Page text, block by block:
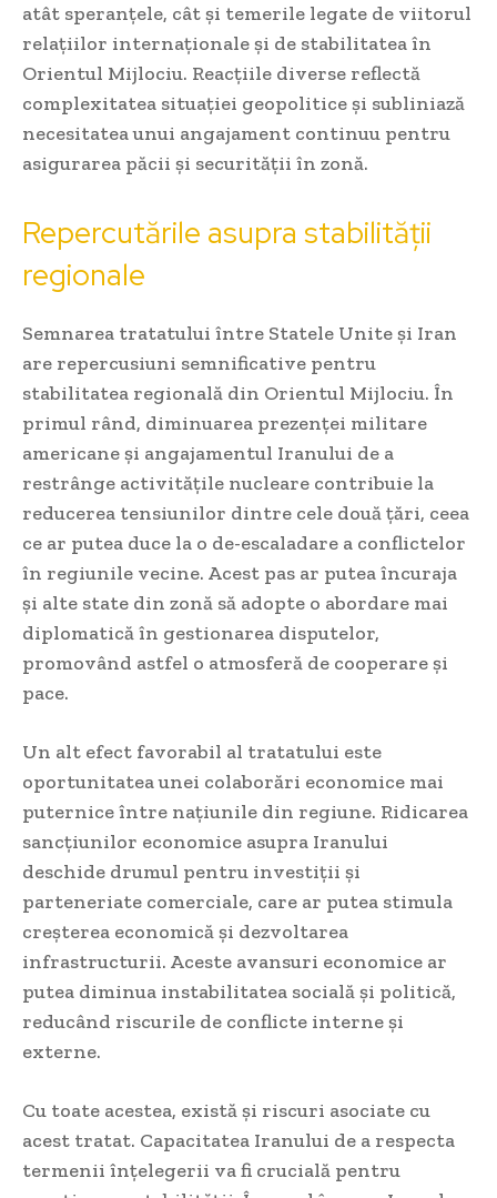
atât speranțele, cât și temerile legate de viitorul
relațiilor internaționale și de stabilitatea în
Orientul Mijlociu. Reacțiile diverse reflectă
complexitatea situației geopolitice și subliniază
necesitatea unui angajament continuu pentru
asigurarea păcii și securității în zonă.
Repercutările asupra stabilității
regionale
Semnarea tratatului între Statele Unite și Iran
are repercusiuni semnificative pentru
stabilitatea regională din Orientul Mijlociu. În
primul rând, diminuarea prezenței militare
americane și angajamentul Iranului de a
restrânge activitățile nucleare contribuie la
reducerea tensiunilor dintre cele două țări, ceea
ce ar putea duce la o de-escaladare a conflictelor
în regiunile vecine. Acest pas ar putea încuraja
și alte state din zonă să adopte o abordare mai
diplomatică în gestionarea disputelor,
promovând astfel o atmosferă de cooperare și
pace.
Un alt efect favorabil al tratatului este
oportunitatea unei colaborări economice mai
puternice între națiunile din regiune. Ridicarea
sancțiunilor economice asupra Iranului
deschide drumul pentru investiții și
parteneriate comerciale, care ar putea stimula
creșterea economică și dezvoltarea
infrastructurii. Aceste avansuri economice ar
putea diminua instabilitatea socială și politică,
reducând riscurile de conflicte interne și
externe.
Cu toate acestea, există și riscuri asociate cu
acest tratat. Capacitatea Iranului de a respecta
termenii înțelegerii va fi crucială pentru